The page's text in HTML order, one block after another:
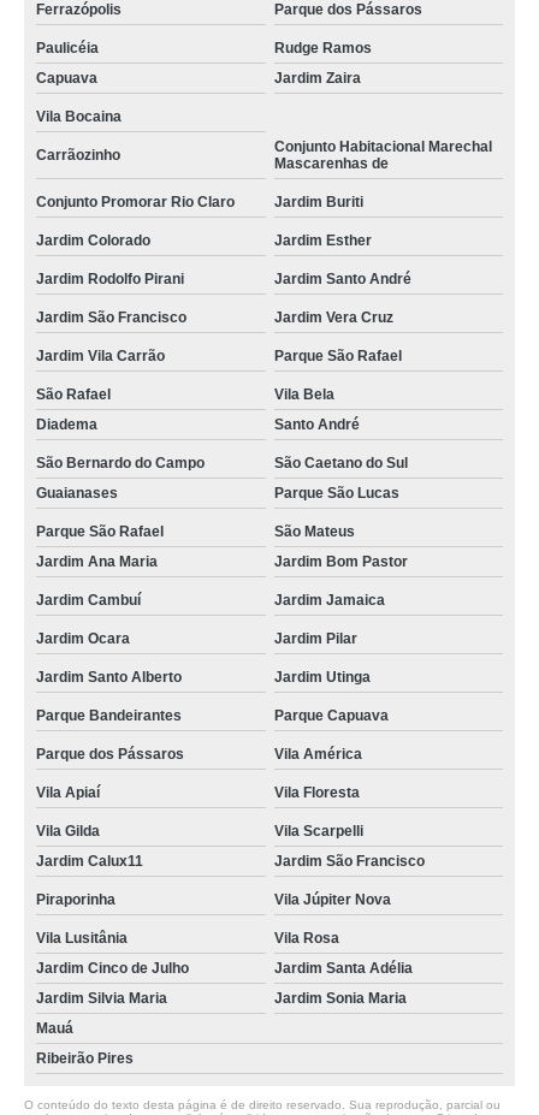
Ferrazópolis Parque dos Pássaros
Paulicéia
Rudge Ramos
Capuava
Jardim Zaira
Vila Bocaina
Carrãozinho
Conjunto Habitacional Marechal
Mascarenhas de
Conjunto Promorar Rio Claro Jardim Buriti
Jardim Colorado Jardim Esther
Jardim Rodolfo Pirani Jardim Santo André
Jardim São Francisco Jardim Vera Cruz
Jardim Vila Carrão Parque São Rafael
São Rafael
Vila Bela
Diadema
Santo André
São Bernardo do Campo
São Caetano do Sul
Guaianases
Parque São Lucas
Parque São Rafael
São Mateus
Jardim Ana Maria
Jardim Bom Pastor
Jardim Cambuí Jardim Jamaica
Jardim Ocara Jardim Pilar
Jardim Santo Alberto Jardim Utinga
Parque Bandeirantes Parque Capuava
Parque dos Pássaros Vila América
Vila Apiaí Vila Floresta
Vila Gilda
Vila Scarpelli
Jardim Calux11
Jardim São Francisco
Piraporinha Vila Júpiter Nova
Vila Lusitânia
Vila Rosa
Jardim Cinco de Julho
Jardim Santa Adélia
Jardim Silvia Maria
Jardim Sonia Maria
Mauá
Ribeirão Pires
O conteúdo do texto desta página é de direito reservado. Sua reprodução, parcial ou